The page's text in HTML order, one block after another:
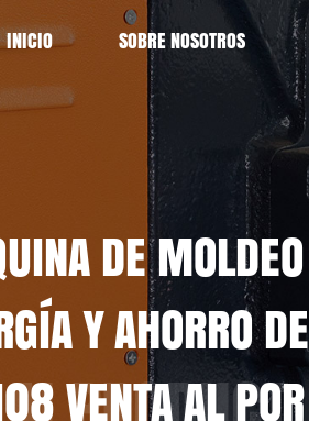
INICIO SOBRE NOSOTROS
DE
Y AHORRO
VENTA AL